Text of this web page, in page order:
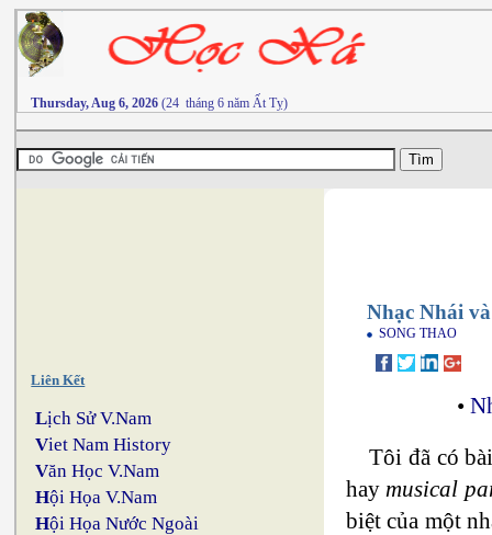
Thursday, Aug 6, 2026 (24 tháng 6 năm Ất Tỵ)
Liên Kết
Lịch Sử V.Nam
Viet Nam History
Văn Học V.Nam
Hội Họa V.Nam
Hội Họa Nước Ngoài
Nhạc Nhái
SONG THAO
•
Tôi đã có
hay musical
biệt của một